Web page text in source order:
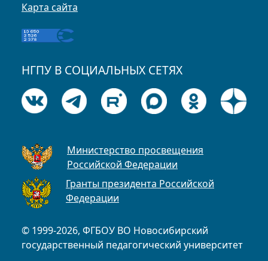
© 1999-2026, ФГБОУ ВО Новосибирский
государственный педагогический университет
Карта сайта
НГПУ В СОЦИАЛЬНЫХ СЕТЯХ
Министерство просвещения
Российской Федерации
Гранты президента Российской
Федерации